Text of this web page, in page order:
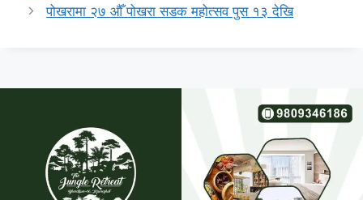
पोखरामा २७ औँ पोखरा सडक महोत्सव पुस १३ देखि